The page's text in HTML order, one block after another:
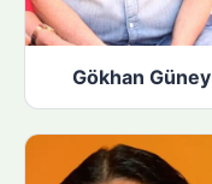
Gökhan Güney